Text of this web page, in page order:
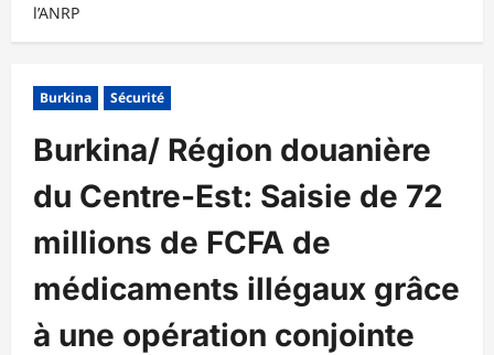
l’ANRP
Burkina Sécurité
Burkina/ Région douanière
du Centre-Est: Saisie de 72
millions de FCFA de
médicaments illégaux grâce
à une opération conjointe